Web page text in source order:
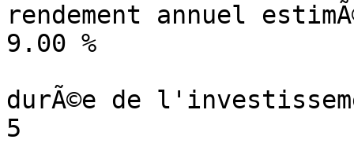
rendement annuel
9.00 %
durÃ©e de
5